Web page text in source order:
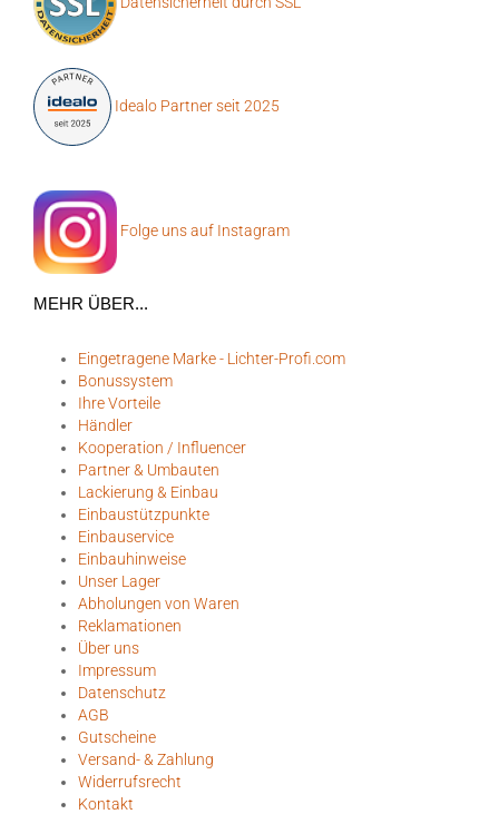
Idealo Partner seit 2025
Folge uns auf Instagram
MEHR ÜBER...
Eingetragene Marke - Lichter-Profi.com
Bonussystem
Ihre Vorteile
Händler
Kooperation / Influencer
Partner & Umbauten
Lackierung & Einbau
Einbaustützpunkte
Einbauservice
Einbauhinweise
Unser Lager
Abholungen von Waren
Reklamationen
Über uns
Impressum
Datenschutz
AGB
Gutscheine
Versand- & Zahlung
Widerrufsrecht
Kontakt